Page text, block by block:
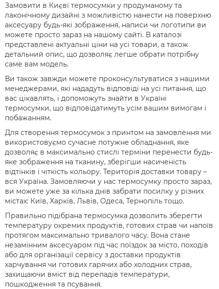
Замовити в Києві термосумки у продуманому та
лаконічному дизайні з можливістю нанести на поверхню
аксесуару будь-які зображення, написи чи логотипи ви
можете просто зараз на нашому сайті. В каталозі
представлені актуальні ціни на усі товари, а також
детальний опис, що дозволяє легше обрати потрібну
саме вам модель.
Ви також завжди можете проконсультуватися з нашими
менеджерами, які нададуть відповіді на усі питання, що
вас цікавлять, і допоможуть знайти в Україні
термосумки, що відповідатимуть усім вашим вимогам і
побажанням.
Для створення термосумок з принтом на замовлення ми
використовуємо сучасне потужне обладнання, яке
дозволяє в максимально стислі терміни перенести будь-
яке зображення на тканину, зберігши насиченість
відтінків і чіткість кольору. Територія доставки товару –
вся Україна. Замовляючи у нас термосумку просто зараз,
ви можете уже за кілька днів забрати посилку у різних
містах: Київ, Харків, Львів, Одеса, Тернопіль тощо.
Правильно підібрана термосумка дозволить зберегти
температуру окремих продуктів, готових страв чи напоїв
протягом максимально тривалого часу. Вона стане
незамінним аксесуаром під час поїздок за місто, походів
або для організації сервісу з доставки продуктів
харчування чи готових гарячих або холодних страв,
захищаючи вміст від перепадів температури,
пошкодження та псування.